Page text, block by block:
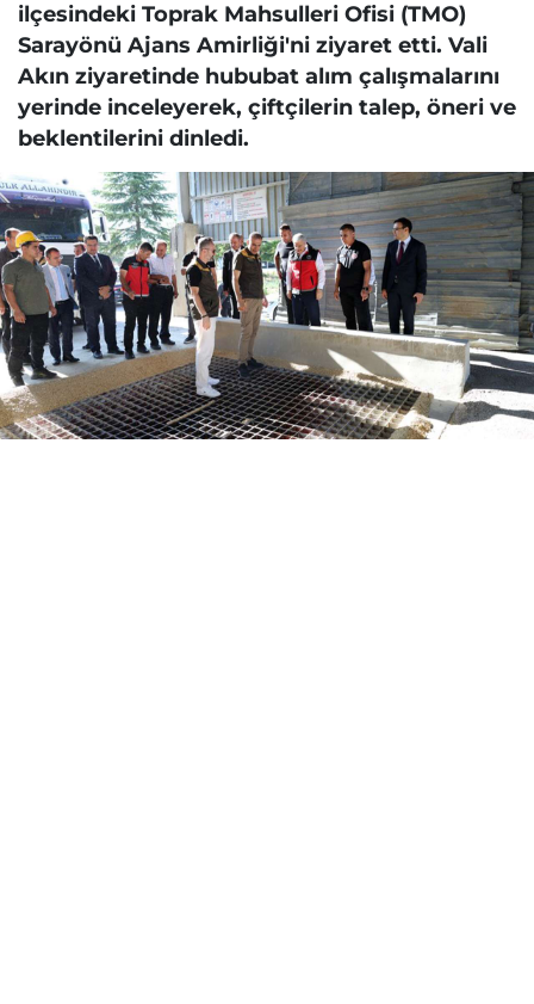
ilçesindeki Toprak Mahsulleri Ofisi (TMO)
Sarayönü Ajans Amirliği'ni ziyaret etti. Vali
Akın ziyaretinde hububat alım çalışmalarını
yerinde inceleyerek, çiftçilerin talep, öneri ve
beklentilerini dinledi.